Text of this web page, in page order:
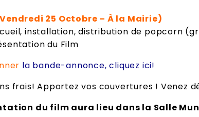
25 Octobre – À la Mairie)
installation, distribution de popcorn
du Film
r la bande-annonce, cliquez ici!
frais! Apportez vos couvertures ! Venez
du film aura lieu dans la Salle